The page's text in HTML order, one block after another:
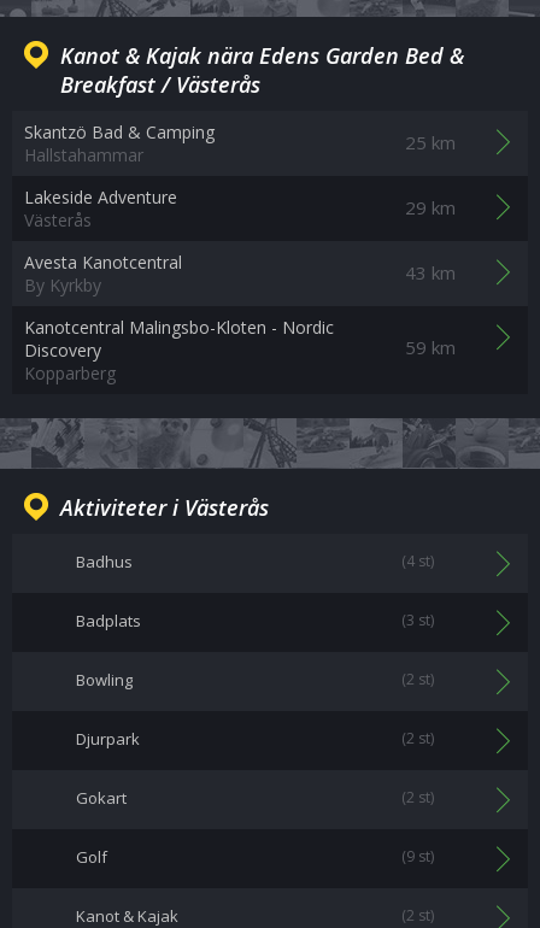
Kanot & Kajak nära Edens Garden Bed &
Breakfast / Västerås
Skantzö Bad & Camping
Hallstahammar
25 km
Lakeside Adventure
Västerås
29 km
Avesta Kanotcentral
By Kyrkby
43 km
Kanotcentral Malingsbo-Kloten - Nordic
Discovery
Kopparberg
59 km
Aktiviteter i Västerås
Badhus (4 st)
Badplats (3 st)
Bowling (2 st)
Djurpark (2 st)
Gokart (2 st)
Golf (9 st)
Kanot & Kajak (2 st)